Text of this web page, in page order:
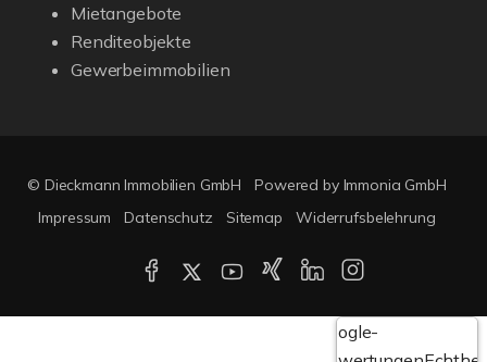
Mietangebote
Renditeobjekte
Gewerbeimmobilien
© Dieckmann Immobilien GmbH
Powered by Immonia GmbH
Impressum
Datenschutz Sitemap Widerrufsbelehrung
Google-